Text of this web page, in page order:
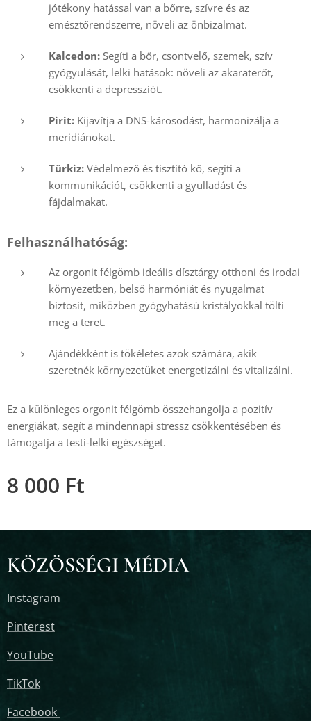
jótékony hatással van a bőrre, szívre és az
emésztőrendszerre, növeli az önbizalmat.
Kalcedon: Segíti a bőr, csontvelő, szemek, szív
gyógyulását, lelki hatások: növeli az akaraterőt,
csökkenti a depressziót.
Pirit: Kijavítja a DNS-károsodást, harmonizálja a
meridiánokat.
Türkiz: Védelmező és tisztító kő, segíti a
kommunikációt, csökkenti a gyulladást és
fájdalmakat.
Felhasználhatóság:
Az orgonit félgömb ideális dísztárgy otthoni és irodai
környezetben, belső harmóniát és nyugalmat
biztosít, miközben gyógyhatású kristályokkal tölti
meg a teret.
Ajándékként is tökéletes azok számára, akik
szeretnék környezetüket energetizálni és vitalizálni.
Ez a különleges orgonit félgömb összehangolja a pozitív
energiákat, segít a mindennapi stressz csökkentésében és
támogatja a testi-lelki egészséget.
8 000 Ft
KÖZÖSSÉGI MÉDIA
Instagram
Pinterest
YouTube
TikTok
Facebook